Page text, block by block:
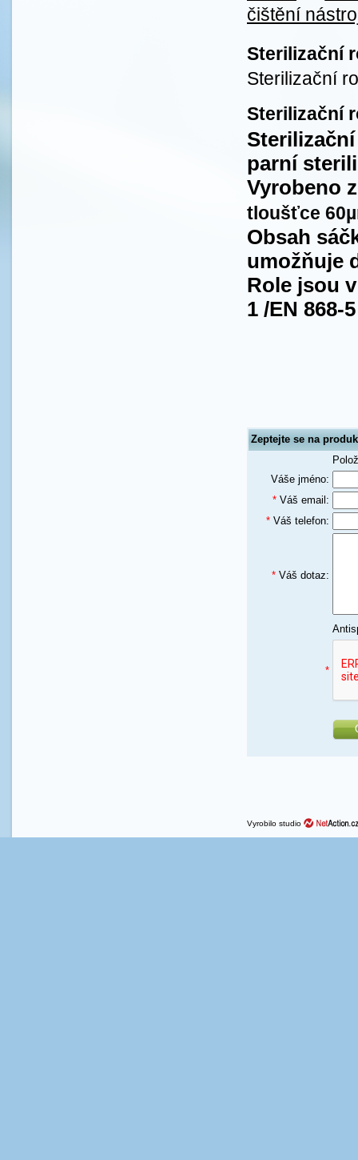
čištění
Sterilizační
Sterilizační
Sterilizační
parní
Vyrobeno
tloušťce
Obsah
umožňuje
Role jsou
1 /EN 868-5
Zeptejte se na
Váše jméno:
* Váš email:
* Váš telefon:
* Váš dotaz:
*
Vyrobilo studio